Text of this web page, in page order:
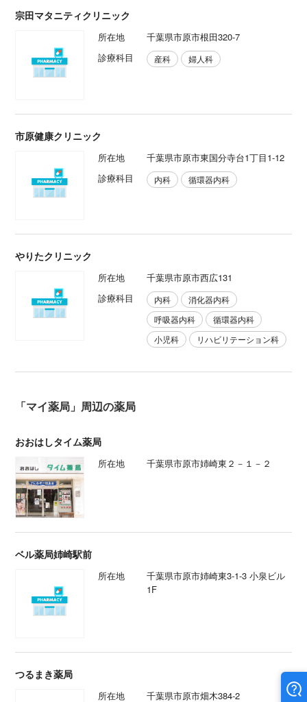
宗田マタニティクリニック
所在地
千葉県市原市根田320-7
診療科目
産科 婦人科
市原健康クリニック
所在地
千葉県市原市東国分寺台1丁目1-12
診療科目
内科 循環器内科
やりたクリニック
所在地
千葉県市原市西広131
診療科目
内科
消化器内科
呼吸器内科
循環器内科
小児科
リハビリテーション科
「マイ薬局」周辺の薬局
おおはしタイム薬局
所在地 千葉県市原市姉崎東２－１－２
ベル薬局姉崎駅前
所在地
千葉県市原市姉崎東3-1-3 小泉ビル
1F
つるまき薬局
所在地 千葉県市原市畑木384-2